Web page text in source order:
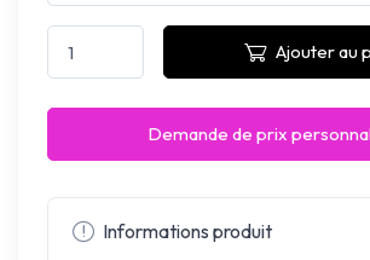
Ajouter au
Demande de prix
Informations produit